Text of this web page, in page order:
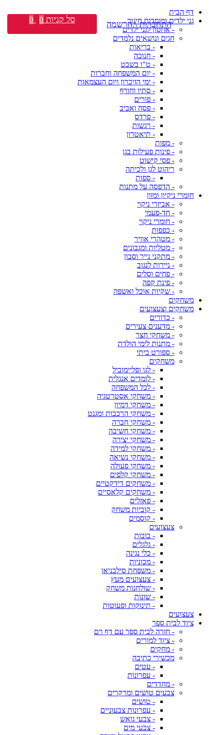
דף הבית
גני ילדים ומוסדות חינוך
- אחסון לגני ילדים
חגים ונושאים נלמדים
- בריאות
- חנוכה
- ט"ו בשבט
- יום המשפחה וחברות
- ימי הזיכרון ויום העצמאות
- סתיו וחורף
- פורים
- פסח ואביב
- פרדס
- רגשות
- תיאטרון
- מפות
- פינות פעילות בגן
- פסי קישוט
ריהוט לגן ולכיתה
- ספות
- הדפסה על מתנות
חומרי ניקיון ומזון
- אביזרי ניקוי
- חד-פעמי
- חומרי ניקוי
- כפפות
- מטהרי אוויר
- מטליות ומגבונים
- מתקני נייר וסבון
- ניירות לנגוב
- פחים וסלים
- פינת קפה
- שקיות אוכל ואשפה
משחקים
משחקים וצעצועים
- כדורים
- מדענים צעירים
- משחקי חצר
- מתנות לימי הולדת
- ספורט ביתי
משחקים
- לגו ופליימוביל
- לומדים אנגלית
- לכל המשפחה
- משחקי אסטרטגיה
- משחקי דמיון
- משחקי הרכבות ומגנט
- משחקי חברה
- משחקי חשיבה
- משחקי יצירה
- משחקי למידה
- משחקי נשיאה
- משחקי פעולה
- משחקי קלפים
- משחקים דידקטיים
- משחקים קלאסיים
- פאזלים
- קוביות משחק
- קוסמים
צעצועים
- בובות
- גלגלים
- כלי נגינה
- מכוניות
- משפחת סילבניאן
- צעצועים מעץ
- שולחנות משחק
- שונות
- תינוקות ופעוטות
צעצועים
ציוד לבית ספר
- חזרה לבית ספר עם דף רם
- ציוד למורים
- מחקים
מכשירי כתיבה
- עטים
- עפרונות
- מחדדים
צבעים טושים ומרקרים
- טושים
- עפרונות צבעוניים
- צבעי גואש
- צבעי מים
התחברות \ הרשמה סל קניות 0
0